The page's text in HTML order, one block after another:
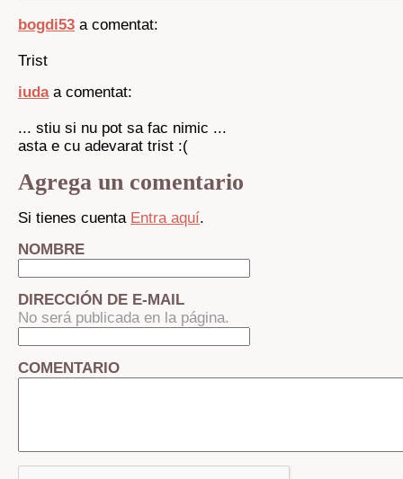
bogdi53 a comentat:
Trist
iudaa comentat:
... stiu si nu pot sa fac nimic ...
asta e cu adevarat trist :(
Agrega un comentario
Si tienes cuenta Entra aquí.
NOMBRE
DIRECCIÓN DE E-MAIL
No será publicada en la página.
COMENTARIO